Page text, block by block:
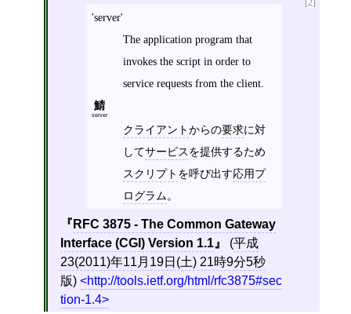
[2]
'server'
The application program that
invokes the script in order to
service requests from the client.
鯖
server
クライアントからの要求に対
してサービスを提供するため
スクリプト を呼び出す応用プ
ログラム。
RFC 3875 - The Common Gateway
Interface (CGI) Version 1.1
(平成
23(2011)年11月19日(土) 21時9分5秒
版)
http://tools.ietf.org/html/rfc3875#sec
tion-1.4